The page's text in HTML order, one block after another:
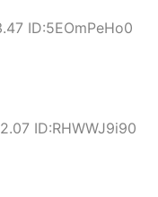
ID:5EOmPeHo0
ID:RHWWJ9i90